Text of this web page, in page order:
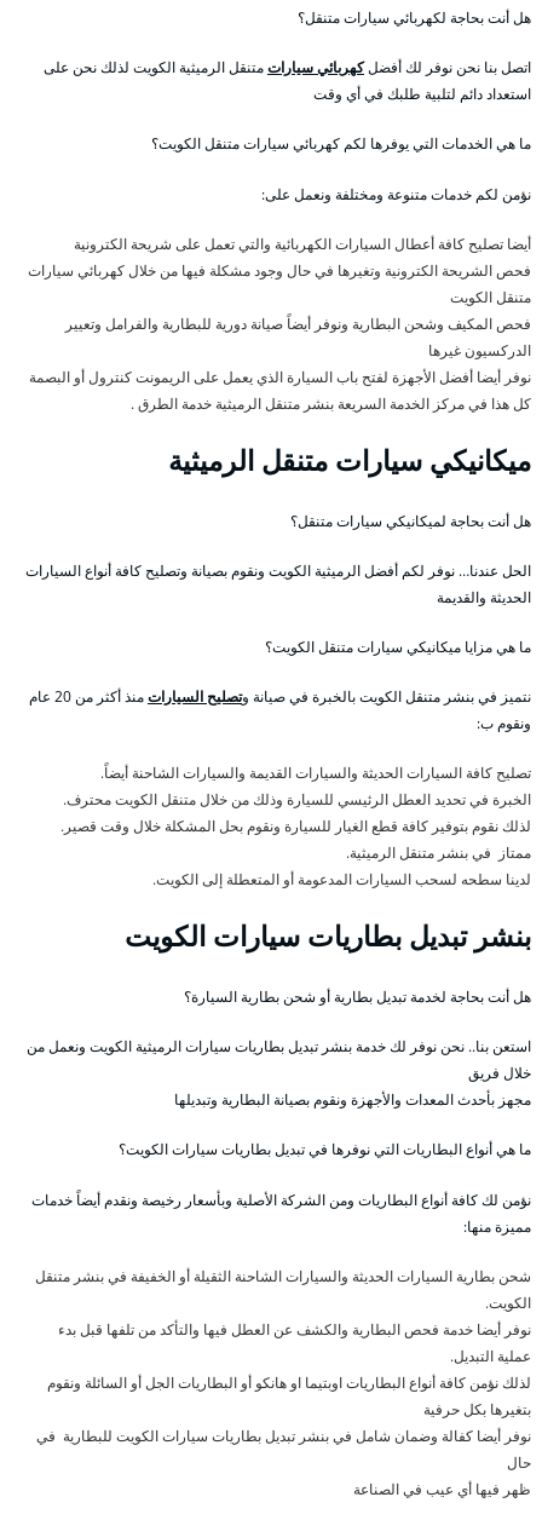
هل أنت بحاجة لكهربائي سيارات متنقل؟
اتصل بنا نحن نوفر لك أفضلكهربائي سياراتمتنقل الرميثية الكويت لذلك نحن على
استعداد دائم لتلبية طلبك في أي وقت
ما هي الخدمات التي يوفرها لكم كهربائي سيارات متنقل الكويت؟
نؤمن لكم خدمات متنوعة ومختلفة ونعمل على:
أيضا تصليح كافة أعطال السيارات الكهربائية والتي تعمل على شريحة الكترونية
فحص الشريحة الكترونية وتغيرها في حال وجود مشكلة فيها من خلال كهربائي سيارات
متنقل الكويت
فحص المكيف وشحن البطارية ونوفر أيضاً صيانة دورية للبطارية والفرامل وتعيير
الدركسيون غيرها
نوفر أيضا أفضل الأجهزة لفتح باب السيارة الذي يعمل على الريمونت كنترول أو البصمة
كل هذا في مركز الخدمة السريعة بنشر متنقل الرميثية خدمة الطرق .
ميكانيكي سيارات متنقل الرميثية
هل أنت بحاجة لميكانيكي سيارات متنقل؟
الحل عندنا… نوفر لكم أفضل الرميثية الكويت ونقوم بصيانة وتصليح كافة أنواع السيارات
الحديثة والقديمة
ما هي مزايا ميكانيكي سيارات متنقل الكويت؟
نتميز في بنشر متنقل الكويت بالخبرة في صيانة وتصليح السيارات
منذ أكثر من 20 عام
ونقوم ب:
تصليح كافة السيارات الحديثة والسيارات القديمة والسيارات الشاحنة أيضاً.
الخبرة في تحديد العطل الرئيسي للسيارة وذلك من خلال متنقل الكويت محترف.
لذلك نقوم بتوفير كافة قطع الغيار للسيارة ونقوم بحل المشكلة خلال وقت قصير.
ممتاز في بنشر متنقل الرميثية.
لدينا سطحه لسحب السيارات المدعومة أو المتعطلة إلى الكويت.
بنشر تبديل بطاريات سيارات الكويت
هل أنت بحاجة لخدمة تبديل بطارية أو شحن بطارية السيارة؟
استعن بنا.. نحن نوفر لك خدمة بنشر تبديل بطاريات سيارات الرميثية الكويت ونعمل من
خلال فريق
مجهز بأحدث المعدات والأجهزة ونقوم بصيانة البطارية وتبديلها
ما هي أنواع البطاريات التي نوفرها في تبديل بطاريات سيارات الكويت؟
نؤمن لك كافة أنواع البطاريات ومن الشركة الأصلية وبأسعار رخيصة ونقدم أيضاً خدمات
مميزة منها:
شحن بطارية السيارات الحديثة والسيارات الشاحنة الثقيلة أو الخفيفة في بنشر متنقل
الكويت.
نوفر أيضا خدمة فحص البطارية والكشف عن العطل فيها والتأكد من تلفها قبل بدء
عملية التبديل.
لذلك نؤمن كافة أنواع البطاريات اوبتيما او هانكو أو البطاريات الجل أو السائلة ونقوم
بتغيرها بكل حرفية
نوفر أيضا كفالة وضمان شامل في بنشر تبديل بطاريات سيارات الكويت للبطارية في
حال
ظهر فيها أي عيب في الصناعة